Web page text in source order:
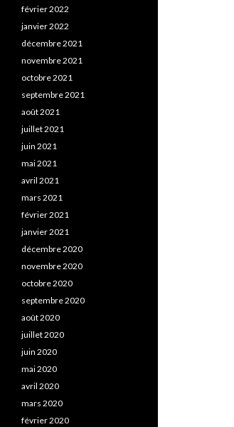
février 2022
janvier 2022
décembre 2021
novembre 2021
octobre 2021
septembre 2021
août 2021
juillet 2021
juin 2021
mai 2021
avril 2021
mars 2021
février 2021
janvier 2021
décembre 2020
novembre 2020
octobre 2020
septembre 2020
août 2020
juillet 2020
juin 2020
mai 2020
avril 2020
mars 2020
février 2020